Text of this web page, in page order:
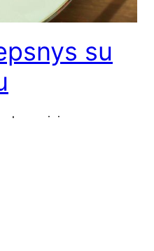
su
gami­ni­mas —